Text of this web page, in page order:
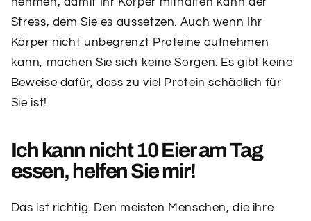
Stress, dem Sie es aussetzen. Auch wenn Ihr
Körper nicht unbegrenzt Proteine ​​aufnehmen
kann, machen Sie sich keine Sorgen. Es gibt keine
Beweise dafür, dass zu viel Protein schädlich für
Sie ist!
Ich kann nicht 10 Eier am Tag
essen, helfen Sie mir!
Das ist richtig. Den meisten Menschen, die ihre